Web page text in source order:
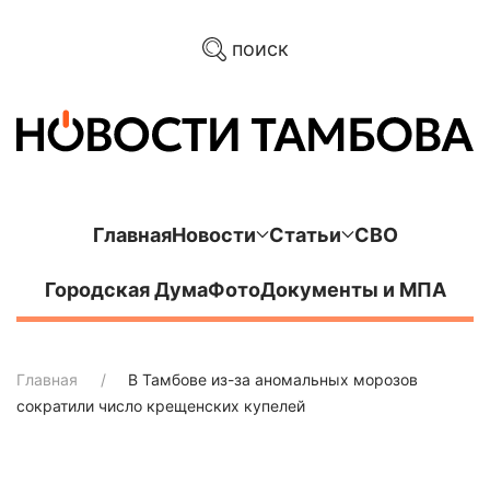
поиск
ГлавнаяНовости Статьи СВО
Городская ДумаФотоДокументы и МПА
Главная
В Тамбове из-за аномальных морозов
сократили число крещенских купелей